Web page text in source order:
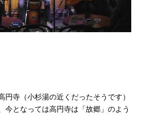
円寺（小杉湯の近くだったそうです）
今となっては高円寺は「故郷」のよう